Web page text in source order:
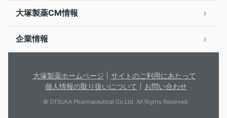
大塚製薬CM情報
企業情報
大塚製薬ホームページ
サイトのご利用にあたって
個人情報の取り扱いについて
お問い合わせ
© OTSUKA Pharmaceutical Co.Ltd. All Rights Reserved.